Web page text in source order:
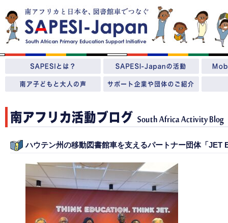
ハウテン州の移動図書館車を支えるパートナー団体「